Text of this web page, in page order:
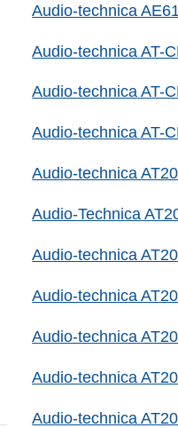
Audio-technica
Audio-technica AT-
Audio-technica AT-
Audio-technica AT-
Audio-technica
Audio-Technica
Audio-technica
Audio-technica
Audio-technica
Audio-technica
Audio-technica